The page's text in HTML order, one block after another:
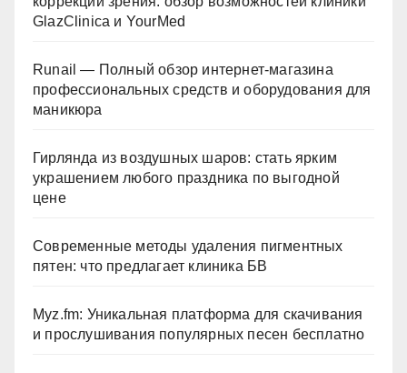
GlazClinica и YourMed
Runail — Полный обзор интернет-магазина
профессиональных средств и оборудования для
маникюра
Гирлянда из воздушных шаров: стать ярким
украшением любого праздника по выгодной
цене
Современные методы удаления пигментных
пятен: что предлагает клиника БВ
Myz.fm: Уникальная платформа для скачивания
и прослушивания популярных песен бесплатно